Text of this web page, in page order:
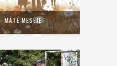
MÁTÉ MESÉJE